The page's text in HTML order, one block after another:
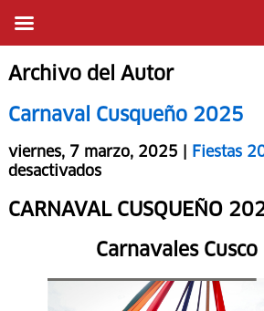
Archivo del Autor
Carnaval Cusqueño 2025
viernes, 7 marzo, 2025 | Fiestas
desactivados
CARNAVAL CUSQUEÑO
Carnavales